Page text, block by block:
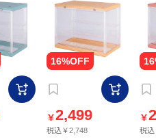
￥2,499
税込￥2,748
￥
税込